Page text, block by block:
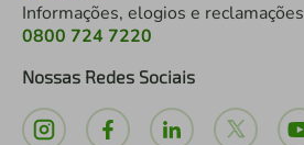
Informações, elogios e reclamações
0800 724 7220
Nossas Redes Sociais